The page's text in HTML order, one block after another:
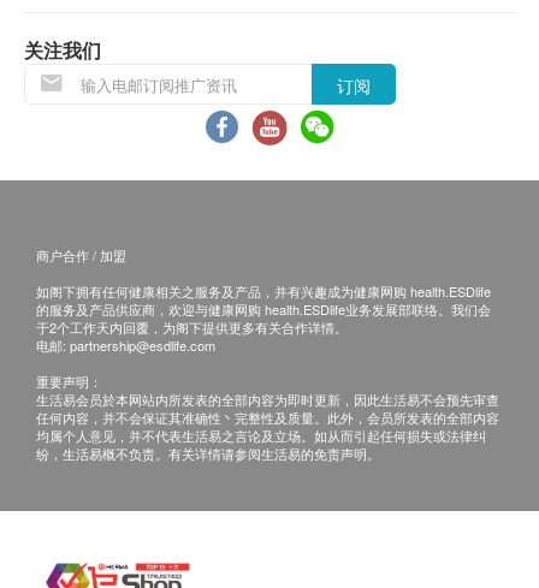
TÜV
可以用一般的清洁剂和消毒剂清洁
列室更换。 如退换之产品有任何残缺或曾经使用
或损毁，供应商有权不受理。
如有其他损坏或遗漏查询，顾客必须保留有效收据
正本，并于送货后3个工作天内按下列方式联络
关注我们
订阅
商户合作 / 加盟
如阁下拥有任何健康相关之服务及产品，并有兴趣成为健康网购 health.ESDlife
的服务及产品供应商，欢迎与健康网购 health.ESDlife业务发展部联络。我们会
于2个工作天内回覆，为阁下提供更多有关合作详情。
电邮: partnership@esdlife.com
重要声明：
生活易会员於本网站内所发表的全部内容为即时更新，因此生活易不会预先审查
任何内容，并不会保证其准确性丶完整性及质量。此外，会员所发表的全部内容
均属个人意见，并不代表生活易之言论及立场。如从而引起任何损失或法律纠
纷，生活易概不负责。有关详情请参阅生活易的免责声明。